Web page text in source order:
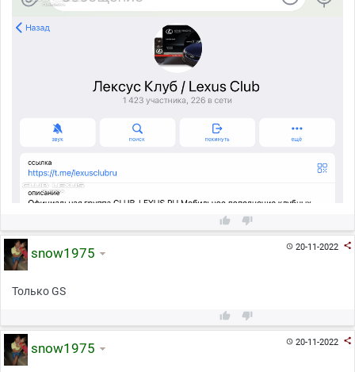
 
20-11-2022 
snow1975
Только GS
 
20-11-2022 
snow1975